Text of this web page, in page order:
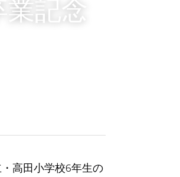
記念
高田小学校6年生の